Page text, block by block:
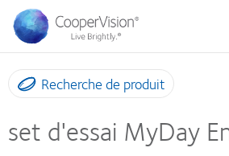
contenu
principal
Recherche de produit
set d'essai MyDay